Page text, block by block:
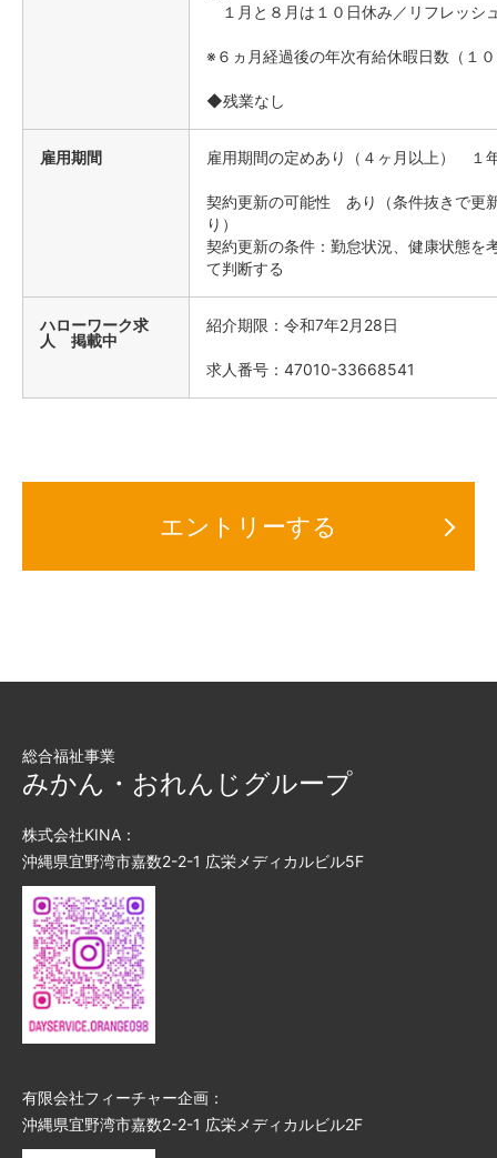
１月と８月は１０日休み／リフレッシ
※６ヵ月経過後の年次有給休暇日数（１
◆残業なし
雇用期間 雇用期間の定めあり（４ヶ月以上） １
契約更新の可能性 あり（条件抜きで更
り）
契約更新の条件：勤怠状況、健康状態を
て判断する
ハローワーク求
人 掲載中
紹介期限：令和7年2月28日
求人番号：47010-33668541
エントリーする
総合福祉事業
みかん・おれんじグループ
株式会社KINA：
沖縄県宜野湾市嘉数2-2-1 広栄メディカルビル5F
有限会社フィーチャー企画：
沖縄県宜野湾市嘉数2-2-1 広栄メディカルビル2F